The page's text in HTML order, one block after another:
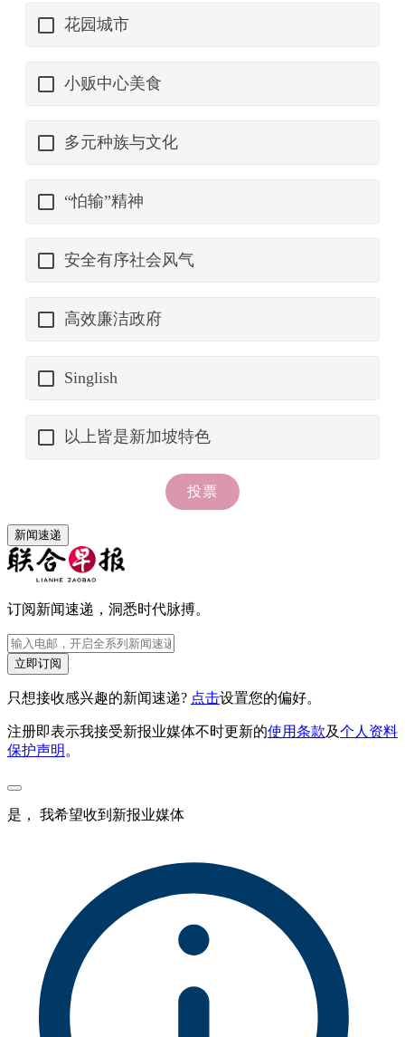
新闻速递
订阅新闻速递，洞悉时代脉搏。
立即订阅
只想接收感兴趣的新闻速递? 点击设置您的偏好。
注册即表示我接受新报业媒体不时更新的使用条款及个人资料
保护声明 。
是， 我希望收到新报业媒体